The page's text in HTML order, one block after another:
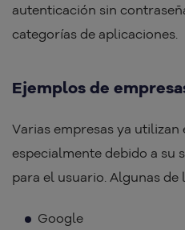
autenticación sin
categorías de aplicaciones.
Ejemplos de
Varias empresas ya utilizan
especialmente debido a su
para el usuario. Algunas de
Google